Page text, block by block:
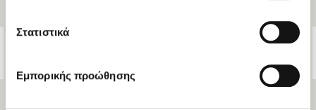
Στατιστικά
Εμπορικής προώθησης